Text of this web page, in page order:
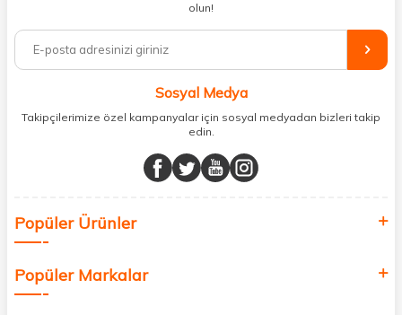
%100 orijinal kozmetik ve sağlık ürünleriyle güzelliğinizi tamamlayabilir,
vücudunuzu desteklemek için güvenilir takviye edici gıdalara
minerallere kadar binlerce ürünü uygun fiyat ve hızlı kargo avantajıyla
sunuyoruz.
buluşturuyor ve online alışveriş deneyiminizi en iyi hale getiriyoruz.
Sağlık, güzellik ve iyi yaşam için aradığınız her şey burada!
değer katmak için bize katılın!
olun!
Sosyal Medya
Takipçilerimize özel kampanyalar için sosyal medyadan bizleri takip
edin.
Popüler Ürünler
Popüler Markalar